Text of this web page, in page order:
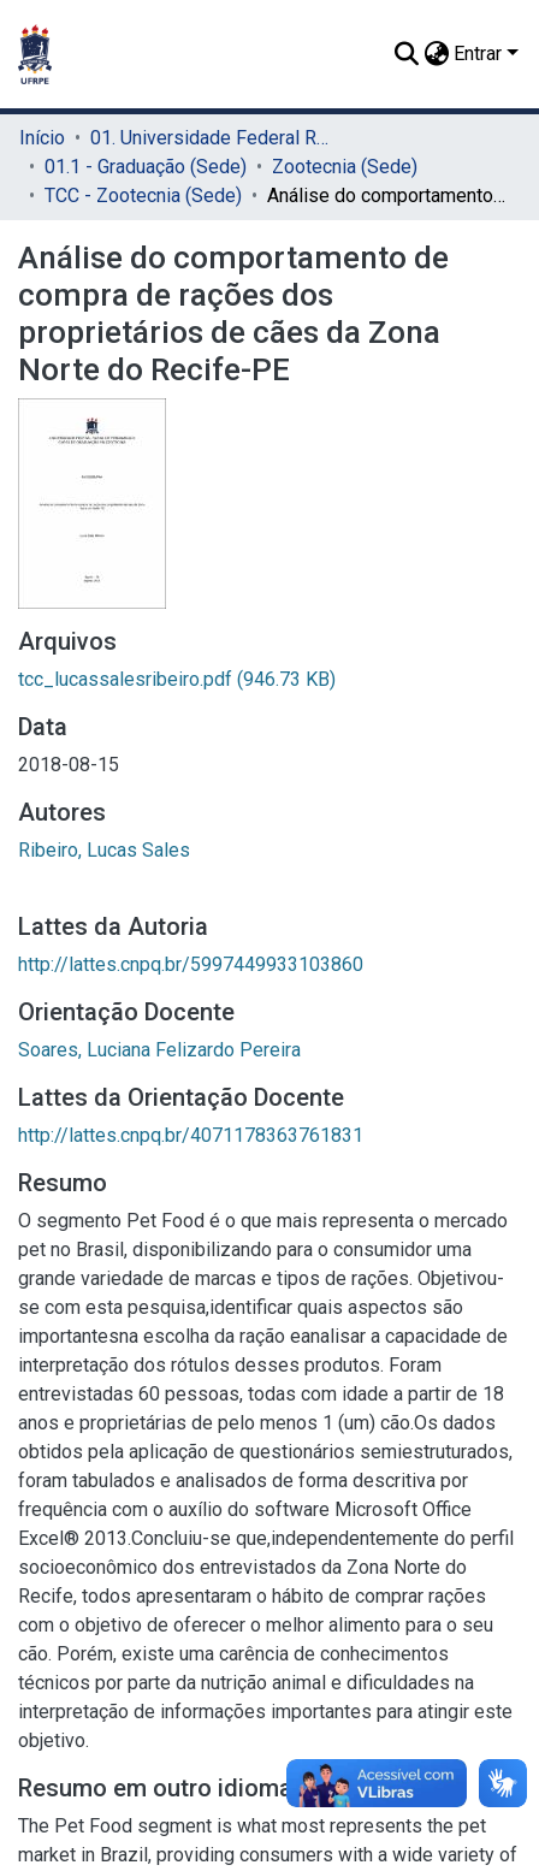
Entrar
Início
01. Universidade Federal Rural de Pernambuco - UFRPE (Sede)
01.1 - Graduação (Sede)
Zootecnia (Sede)
TCC - Zootecnia (Sede)
Análise do comportamento de compra de rações dos proprietários de cães da Zona Norte do Recife-PE
Análise do comportamento de
compra de rações dos
proprietários de cães da Zona
Norte do Recife-PE
Arquivos
tcc_lucassalesribeiro.pdf (946.73 KB)
Data
2018-08-15
Autores
Ribeiro, Lucas Sales
Lattes da Autoria
http://lattes.cnpq.br/5997449933103860
Orientação Docente
Soares, Luciana Felizardo Pereira
Lattes da Orientação Docente
http://lattes.cnpq.br/4071178363761831
Resumo
O segmento Pet Food é o que mais representa o mercado
pet no Brasil, disponibilizando para o consumidor uma
grande variedade de marcas e tipos de rações. Objetivou-
se com esta pesquisa,identificar quais aspectos são
importantesna escolha da ração eanalisar a capacidade de
interpretação dos rótulos desses produtos. Foram
entrevistadas 60 pessoas, todas com idade a partir de 18
anos e proprietárias de pelo menos 1 (um) cão.Os dados
obtidos pela aplicação de questionários semiestruturados,
foram tabulados e analisados de forma descritiva por
frequência com o auxílio do software Microsoft Office
Excel® 2013.Concluiu-se que,independentemente do perfil
socioeconômico dos entrevistados da Zona Norte do
Recife, todos apresentaram o hábito de comprar rações
com o objetivo de oferecer o melhor alimento para o seu
cão. Porém, existe uma carência de conhecimentos
técnicos por parte da nutrição animal e dificuldades na
interpretação de informações importantes para atingir este
objetivo.
Resumo em outro idioma
The Pet Food segment is what most represents the pet
market in Brazil, providing consumers with a wide variety of